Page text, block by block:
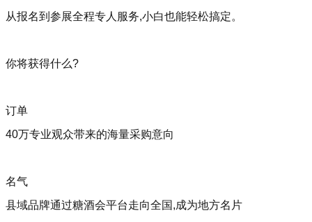
从报名到参展全程专人服务,小白也能轻松搞定。
你将获得什么?
订单
40万专业观众带来的海量采购意向
名气
县域品牌通过糖酒会平台走向全国,成为地方名片